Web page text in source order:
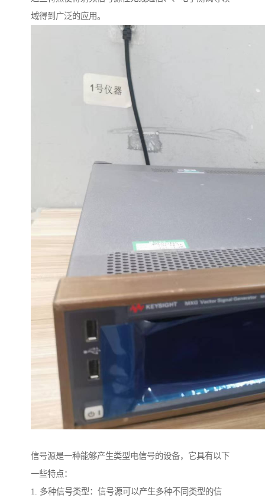
域得到广泛的应用。
信号源是一种能够产生类型电信号的设备，它具有以下
一些特点：
1. 多种信号类型：信号源可以产生多种不同类型的信